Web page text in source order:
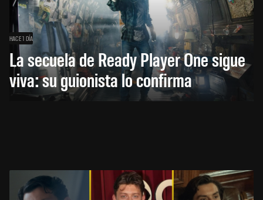
HACE 1 DÍA
La secuela de Ready Player One sigue
viva: su guionista lo confirma